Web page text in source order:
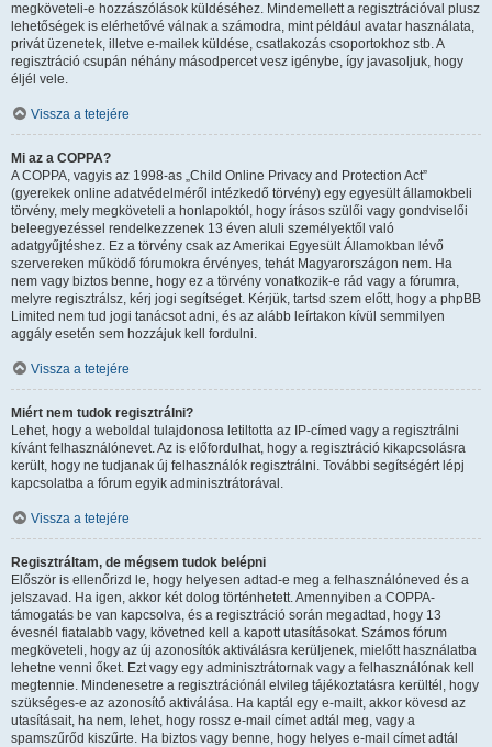
megköveteli-e hozzászólások küldéséhez. Mindemellett a regisztrációval plusz
lehetőségek is elérhetővé válnak a számodra, mint például avatar használata,
privát üzenetek, illetve e-mailek küldése, csatlakozás csoportokhoz stb. A
regisztráció csupán néhány másodpercet vesz igénybe, így javasoljuk, hogy
éljél vele.
Vissza a tetejére
Mi az a COPPA?
A COPPA, vagyis az 1998-as „Child Online Privacy and Protection Act”
(gyerekek online adatvédelméről intézkedő törvény) egy egyesült államokbeli
törvény, mely megköveteli a honlapoktól, hogy írásos szülői vagy gondviselői
beleegyezéssel rendelkezzenek 13 éven aluli személyektől való
adatgyűjtéshez. Ez a törvény csak az Amerikai Egyesült Államokban lévő
szervereken működő fórumokra érvényes, tehát Magyarországon nem. Ha
nem vagy biztos benne, hogy ez a törvény vonatkozik-e rád vagy a fórumra,
melyre regisztrálsz, kérj jogi segítséget. Kérjük, tartsd szem előtt, hogy a phpBB
Limited nem tud jogi tanácsot adni, és az alább leírtakon kívül semmilyen
aggály esetén sem hozzájuk kell fordulni.
Vissza a tetejére
Miért nem tudok regisztrálni?
Lehet, hogy a weboldal tulajdonosa letiltotta az IP-címed vagy a regisztrálni
kívánt felhasználónevet. Az is előfordulhat, hogy a regisztráció kikapcsolásra
került, hogy ne tudjanak új felhasználók regisztrálni. További segítségért lépj
kapcsolatba a fórum egyik adminisztrátorával.
Vissza a tetejére
Regisztráltam, de mégsem tudok belépni
Először is ellenőrizd le, hogy helyesen adtad-e meg a felhasználóneved és a
jelszavad. Ha igen, akkor két dolog történhetett. Amennyiben a COPPA-
támogatás be van kapcsolva, és a regisztráció során megadtad, hogy 13
évesnél fiatalabb vagy, követned kell a kapott utasításokat. Számos fórum
megköveteli, hogy az új azonosítók aktiválásra kerüljenek, mielőtt használatba
lehetne venni őket. Ezt vagy egy adminisztrátornak vagy a felhasználónak kell
megtennie. Mindenesetre a regisztrációnál elvileg tájékoztatásra kerültél, hogy
szükséges-e az azonosító aktiválása. Ha kaptál egy e-mailt, akkor kövesd az
utasításait, ha nem, lehet, hogy rossz e-mail címet adtál meg, vagy a
spamszűrőd kiszűrte. Ha biztos vagy benne, hogy helyes e-mail címet adtál